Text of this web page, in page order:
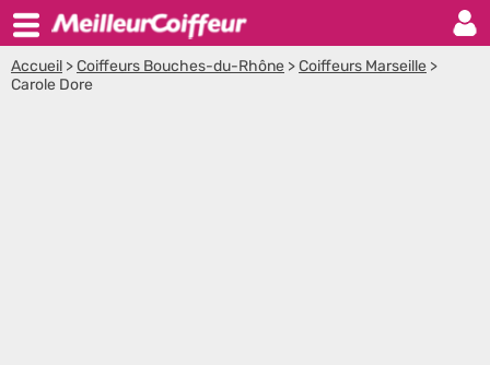
Accueil >Coiffeurs Bouches-du-Rhône >Coiffeurs Marseille >
Carole Dore